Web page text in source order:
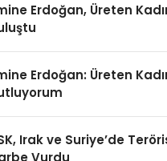
Erdoğan, Üreten
Erdoğan: Üreten
Irak ve Suriye’de
Vurdu